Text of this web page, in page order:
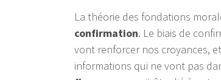
La théorie des fondations
confirmation. Le biais de
vont renforcer nos croyances,
informations qui ne vont pas